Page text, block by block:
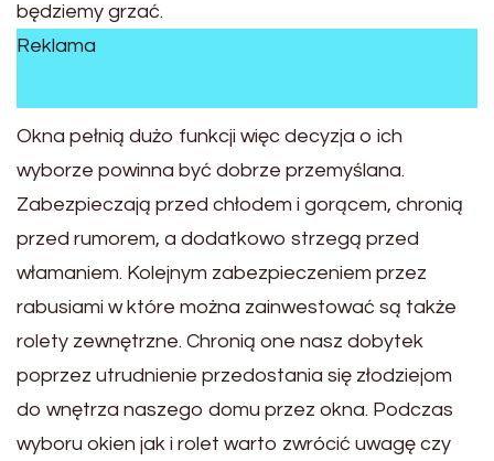
będziemy grzać.
Reklama
Okna pełnią dużo funkcji więc decyzja o ich
wyborze powinna być dobrze przemyślana.
Zabezpieczają przed chłodem i gorącem, chronią
przed rumorem, a dodatkowo strzegą przed
włamaniem. Kolejnym zabezpieczeniem przez
rabusiami w które można zainwestować są także
rolety zewnętrzne. Chronią one nasz dobytek
poprzez utrudnienie przedostania się złodziejom
do wnętrza naszego domu przez okna. Podczas
wyboru okien jak i rolet warto zwrócić uwagę czy